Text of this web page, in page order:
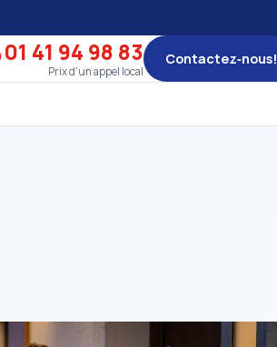
01 41 94 98 83
Prix d'un appel local
Contactez‑nous!